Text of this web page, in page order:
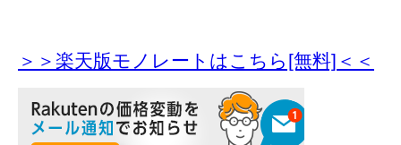
＞＞楽天版モノレートはこちら[無料]＜＜